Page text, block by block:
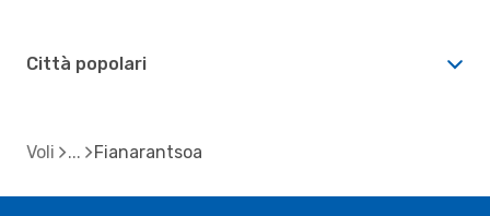
Città popolari
Voli Fianarantsoa